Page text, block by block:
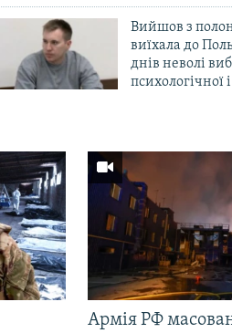
Вийшов з
виїхала до
днів неволі
психологічної
Армія РФ